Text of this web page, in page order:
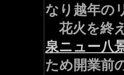
なり越年の
花火を終
泉ニュー八
ため開業前